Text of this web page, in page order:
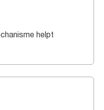
helpt